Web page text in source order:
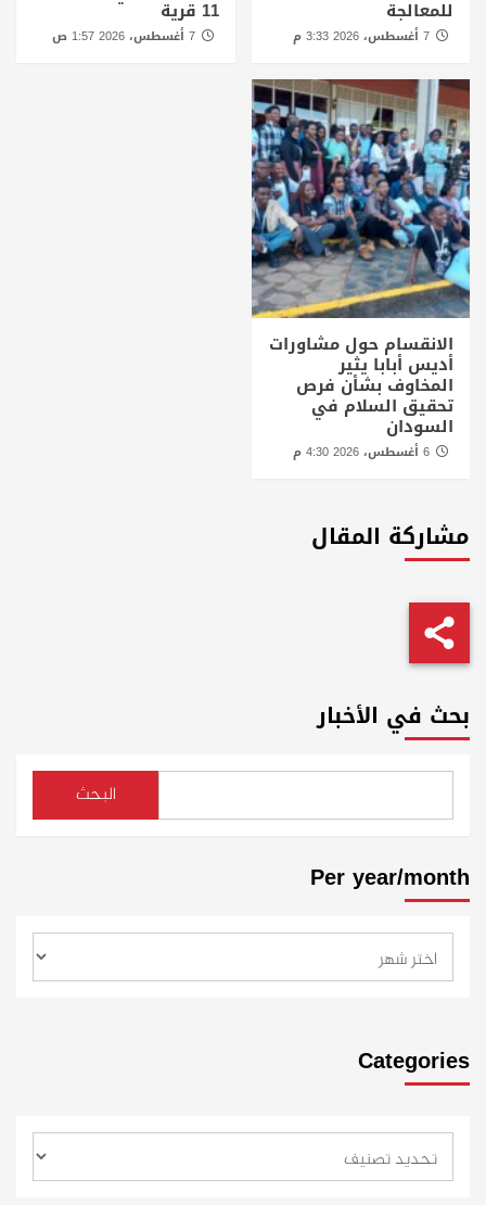
للمعالجة 11 قرية
7 أغسطس، 2026 1:57 ص
الانقسام حول مشاورات
أديس أبابا يثير
المخاوف بشأن فرص
تحقيق السلام في
السودان
مشاركة المقال
بحث في الأخبار
البحث
Per year/month
Categories